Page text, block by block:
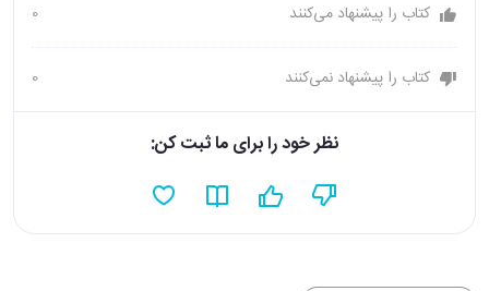
کتاب را پیشنهاد می‌کنند 0
کتاب را پیشنهاد نمی‌کنند 0
نظر خود را برای ما ثبت کن: